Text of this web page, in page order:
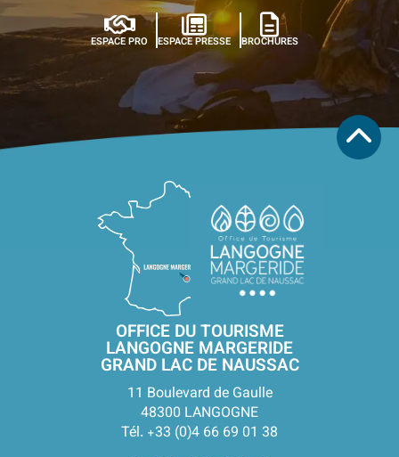
ESPACE PRO ESPACE PRESSE BROCHURES
OFFICE DU TOURISME
LANGOGNE MARGERIDE
GRAND LAC DE NAUSSAC
11 Boulevard de Gaulle
48300 LANGOGNE
Tél. +33 (0)4 66 69 01 38